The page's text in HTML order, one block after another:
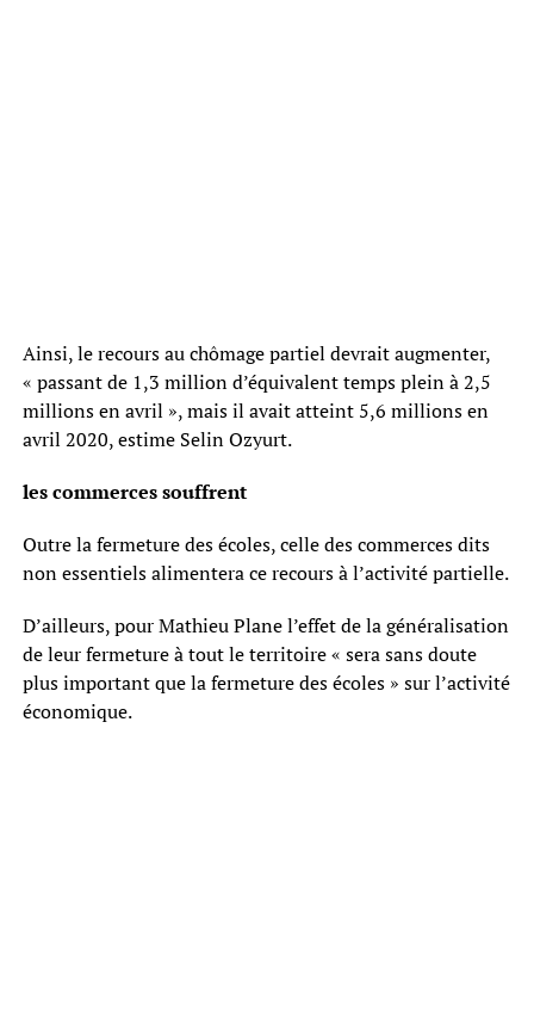
Ainsi, le recours au chômage partiel devrait augmenter,
« passant de 1,3 million d’équivalent temps plein à 2,5
millions en avril », mais il avait atteint 5,6 millions en
avril 2020, estime Selin Ozyurt.
les commerces souffrent
Outre la fermeture des écoles, celle des commerces dits
non essentiels alimentera ce recours à l’activité partielle.
D’ailleurs, pour Mathieu Plane l’effet de la généralisation
de leur fermeture à tout le territoire « sera sans doute
plus important que la fermeture des écoles » sur l’activité
économique.